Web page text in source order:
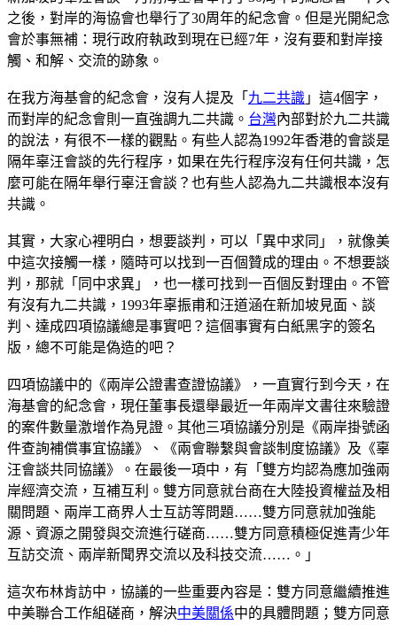
之後，對岸的海協會也舉行了30周年的紀念會。但是光開紀念
會於事無補：現行政府執政到現在已經7年，沒有要和對岸接
觸、和解、交流的跡象。
在我方海基會的紀念會，沒有人提及「 九二共識 」這4個字，
而對岸的紀念會則一直強調九二共識。 台灣內部對於九二共識
的說法，有很不一樣的觀點。有些人認為1992年香港的會談是
隔年辜汪會談的先行程序，如果在先行程序沒有任何共識，怎
麼可能在隔年舉行辜汪會談？也有些人認為九二共識根本沒有
共識。
其實，大家心裡明白，想要談判，可以「異中求同」，就像美
中這次接觸一樣，隨時可以找到一百個贊成的理由。不想要談
判，那就「同中求異」，也一樣可找到一百個反對理由。不管
有沒有九二共識，1993年辜振甫和汪道涵在新加坡見面、談
判、達成四項協議總是事實吧？這個事實有白紙黑字的簽名
版，總不可能是偽造的吧？
四項協議中的《兩岸公證書查證協議》，一直實行到今天，在
海基會的紀念會，現任董事長還舉最近一年兩岸文書往來驗證
的案件數量激增作為見證。其他三項協議分別是《兩岸掛號函
件查詢補償事宜協議》、《兩會聯繫與會談制度協議》及《辜
汪會談共同協議》。在最後一項中，有「雙方均認為應加強兩
岸經濟交流，互補互利。雙方同意就台商在大陸投資權益及相
關問題、兩岸工商界人士互訪等問題……雙方同意就加強能
源、資源之開發與交流進行磋商……雙方同意積極促進青少年
互訪交流、兩岸新聞界交流以及科技交流……。」
這次布林肯訪中，協議的一些重要內容是：雙方同意繼續推進
中美聯合工作組磋商，解決中美關係中的具體問題；雙方同意